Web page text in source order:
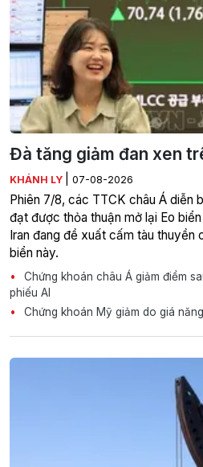
Đà tăng giảm đan xen
KHÁNH LY 07-08-2026
Phiên 7/8, các TTCK châu Á diễn
đạt được thỏa thuận mở lại Eo
Iran đang đề xuất cấm tàu thuyền
biển này.
Chứng khoán châu Á giảm điểm
phiếu AI
Chứng khoán Mỹ giảm do giá